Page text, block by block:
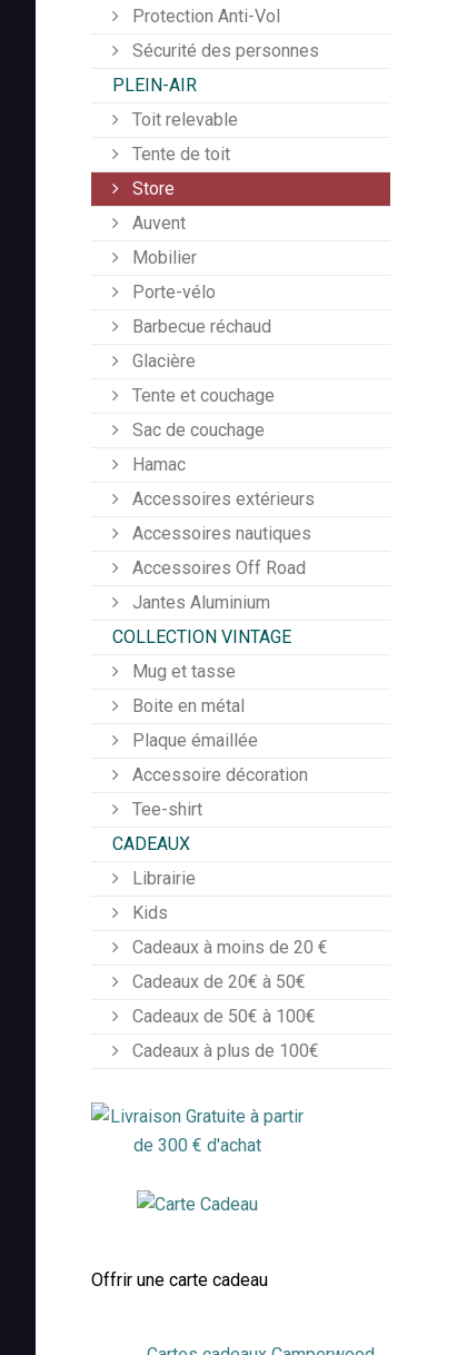
Protection Anti-Vol
Sécurité des personnes
PLEIN-AIR
Toit relevable
Tente de toit
Store
Auvent
Mobilier
Porte-vélo
Barbecue réchaud
Glacière
Tente et couchage
Sac de couchage
Hamac
Accessoires extérieurs
Accessoires nautiques
Accessoires Off Road
Jantes Aluminium
COLLECTION VINTAGE
Mug et tasse
Boite en métal
Plaque émaillée
Accessoire décoration
Tee-shirt
CADEAUX
Librairie
Kids
Cadeaux à moins de 20 €
Cadeaux de 20€ à 50€
Cadeaux de 50€ à 100€
Cadeaux à plus de 100€
Offrir une carte cadeau